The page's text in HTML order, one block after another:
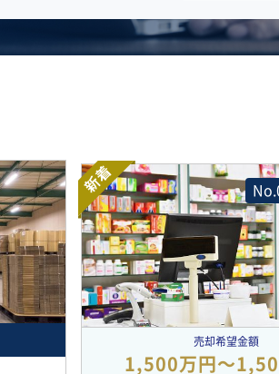
新着
売却希望金額
1,500万円〜